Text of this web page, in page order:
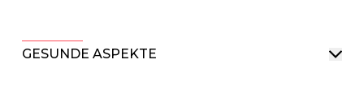
GESUNDE ASPEKTE